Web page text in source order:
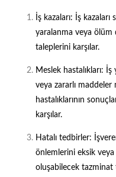
İş kazaları: İş
yaralanma veya ölüm
taleplerini karşılar.
Meslek hastalıkları:
veya zararlı
hastalıklarının
karşılar.
Hatalı tedbirler:
önlemlerini eksik veya
oluşabilecek tazminat